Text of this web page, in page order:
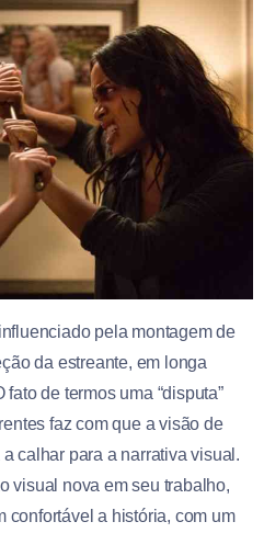
pela montagem de
da estreante, em longa
de termos uma “disputa”
faz com que a visão de
calhar para a narrativa visual.
visual nova em seu trabalho,
confortável a história, com um